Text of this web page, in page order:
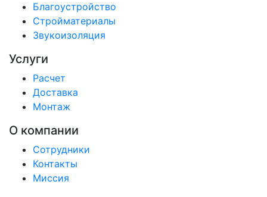
Благоустройство
Стройматериалы
Звукоизоляция
Услуги
Расчет
Доставка
Монтаж
О компании
Сотрудники
Контакты
Миссия